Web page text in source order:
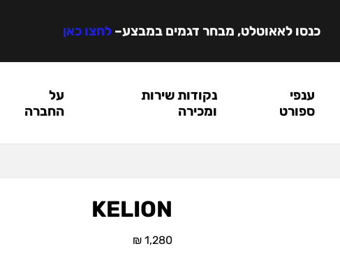
כנסו לאאוטלט, מבחר דגמים במבצע–לחצו כאן
ענפי
ספורט
נקודות שירות
ומכירה
על
החברה
KELION
₪ 1,280